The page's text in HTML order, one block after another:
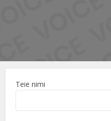
Teie nimi